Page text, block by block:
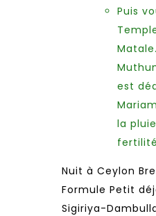
Puis
est
la
Nuit à Ceylon
Formule Petit
Sigiriya-